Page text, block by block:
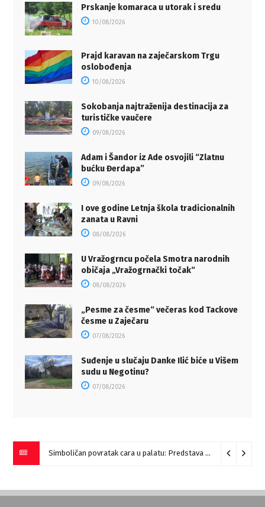
Prskanje komaraca u utorak i sredu
10/08/2026
Prajd karavan na zaječarskom Trgu
oslobođenja
10/08/2026
Sokobanja najtraženija destinacija za
turističke vaučere
09/08/2026
Adam i Šandor iz Ade osvojili “Zlatnu
bućku Đerdapa”
09/08/2026
I ove godine Letnja škola tradicionalnih
zanata u Ravni
08/08/2026
U Vražogrncu počela Smotra narodnih
običaja „Vražogrnački točak“
08/08/2026
„Pesme za česme“ večeras kod Tackove
česme u Zaječaru
07/08/2026
Suđenje u slučaju Danke Ilić biće u Višem
sudu u Negotinu?
07/08/2026
Simboličan povratak cara u palatu: Predstava “Galerije” na Romulijani